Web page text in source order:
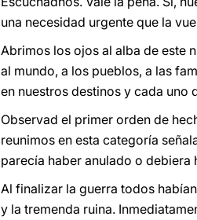
una necesidad urgente que la
Abrimos los ojos al alba de este
al mundo, a los pueblos, a las
en nuestros destinos y cada uno
Observad el primer orden de
reunimos en esta categoría
parecía haber anulado o debiera
Al finalizar la guerra todos
y la tremenda ruina.